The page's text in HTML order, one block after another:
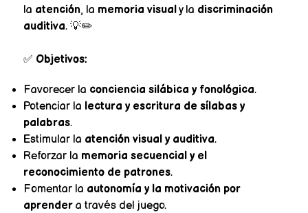
la atención, la memoria visualy la discriminación
auditiva. 💡✏️
✅ Objetivos:
Favorecer la conciencia silábica y fonológica.
Potenciar la lectura y escritura de sílabas y
palabras.
Estimular la atención visual y auditiva.
Reforzar la memoria secuencial y el
reconocimiento de patrones.
Fomentar la autonomía y la motivación por
aprendera través del juego.